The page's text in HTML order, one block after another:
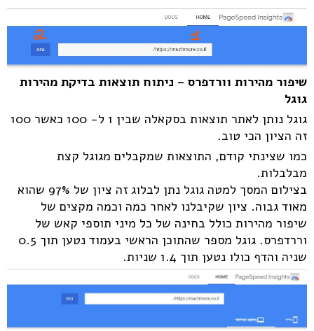
שיפור מהירות וורדפרס – ניתוח תוצאות בדיקת מהירות
גוגל
גוגל נותן לאתר תוצאות בסקאלה שבין 1 ל- 100 כאשר 100
זה הציון הכי טוב.
כמו שצינתי קודם, התוצאות שמקבלים מגוגל קצת
מבלבלות.
בצילום המסך למטה גוגל נתן לבלוג זה ציון של 97% שהוא
מאוד גבוה. ציון שקיבלנו לאחר כמה וכמה מקצים של
שיפור מהירות כולל בחינה של כל מיני תוספי קאש של
וררדפרס. גוגל מספר שהתוכן הראשי בעמוד נטען תוך 0.5
שניה והדף כולו נטען תוך 1.4 שניות.